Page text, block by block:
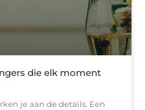
die elk moment
je aan de details. Een